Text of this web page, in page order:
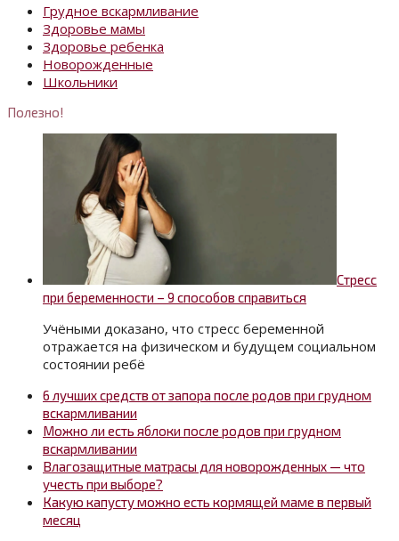
Грудное вскармливание
Здоровье мамы
Здоровье ребенка
Новорожденные
Школьники
Полезно!
Стресс
при беременности – 9 способов справиться
Учёными доказано, что стресс беременной
отражается на физическом и будущем социальном
состоянии ребё
6 лучших средств от запора после родов при грудном
вскармливании
Можно ли есть яблоки после родов при грудном
вскармливании
Влагозащитные матрасы для новорожденных — что
учесть при выборе?
Какую капусту можно есть кормящей маме в первый
месяц